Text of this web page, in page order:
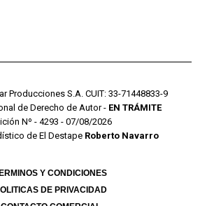
Producciones S.A. CUIT: 33-71448833-9
de Derecho de Autor - EN TRÁMITE
Nº - 4293 - 07/08/2026
de El Destape Roberto Navarro
Y CONDICIONES
DE PRIVACIDAD